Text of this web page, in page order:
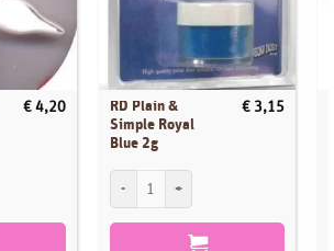
€ 4,20
RD Plain &
Simple Royal
Blue 2g
€ 3,15